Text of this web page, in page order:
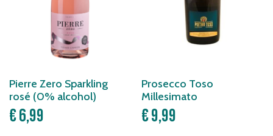
Pierre Zero Sparkling
rosé (0% alcohol)
€6,99
Prosecco Toso
Millesimato
€9,99